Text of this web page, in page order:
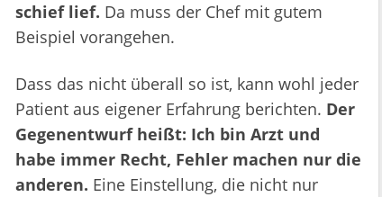
schief lief. Da muss der Chef mit gutem
Beispiel vorangehen.
Dass das nicht überall so ist, kann wohl jeder
Patient aus eigener Erfahrung berichten. Der
Gegenentwurf heißt: Ich bin Arzt und
habe immer Recht, Fehler machen nur die
anderen. Eine Einstellung, die nicht nur